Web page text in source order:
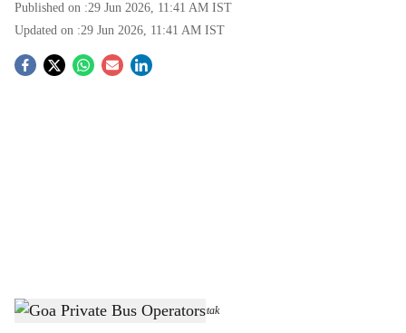
Published on :29 Jun 2026, 11:41 AM IST
Updated on :29 Jun 2026, 11:41 AM IST
S
Goa Private Bus Operators-Dainik Gomantak